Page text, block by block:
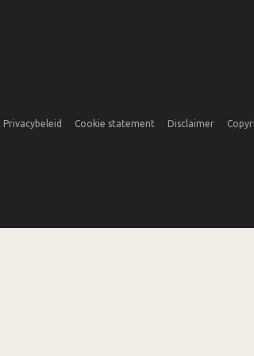
Privacybeleid Cookie statement Disclaimer